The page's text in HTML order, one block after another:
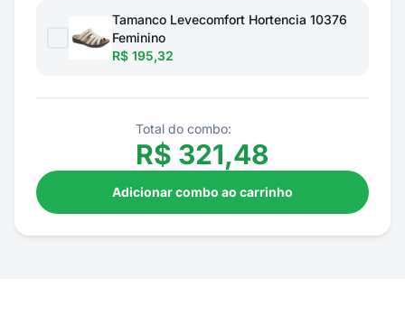
Tamanco Levecomfort Hortencia 10376
Feminino
R$ 195,32
Total do combo:
R$ 321,48
Adicionar combo ao carrinho